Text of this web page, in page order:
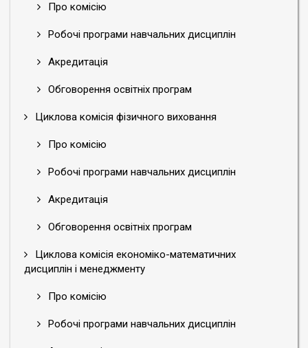
Про комісію
Робочі програми навчальних дисциплін
Акредитація
Обговорення освітніх програм
Циклова комісія фізичного виховання
Про комісію
Робочі програми навчальних дисциплін
Акредитація
Обговорення освітніх програм
Циклова комісія економіко-математичних
дисциплін і менеджменту
Про комісію
Робочі програми навчальних дисциплін